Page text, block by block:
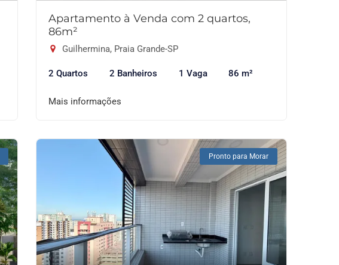
Apartamento à Venda com 2 quartos,
86m²
Guilhermina, Praia Grande-SP
2 Quartos 2 Banheiros 1 Vaga 86 m²
Mais informações
Pronto para Morar